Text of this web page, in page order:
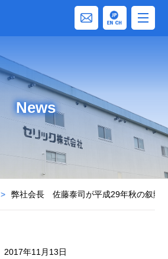
News
> 弊社会長 佐藤泰司が平成29年秋の叙勲
2017年11月13日